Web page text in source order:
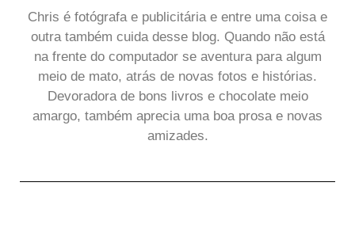
Chris é fotógrafa e publicitária e entre uma coisa e
outra também cuida desse blog. Quando não está
na frente do computador se aventura para algum
meio de mato, atrás de novas fotos e histórias.
Devoradora de bons livros e chocolate meio
amargo, também aprecia uma boa prosa e novas
amizades.